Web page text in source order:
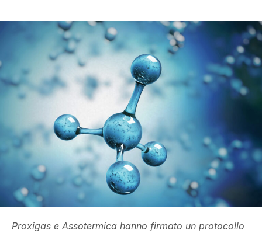
Proxigas e Assotermica hanno firmato un protocollo